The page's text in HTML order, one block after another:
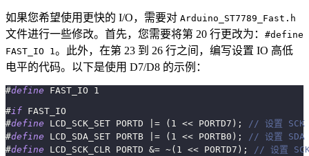
如果您希望使用更快的 I/O，需要对 Arduino_ST7789_Fast.h
文件进行一些修改。首先，您需要将第 20 行更改为： #define
FAST_IO 1。此外，在第 23 到 26 行之间，编写设置 IO 高低
电平的代码。以下是使用 D7/D8 的示例：
#define FAST_IO
1
#if FAST_IO
#define LCD_SCK_SET PORTD |= ( 1 << PORTD7 ) ;
// 设置 SCK
#define LCD_SDA_SET PORTB |= ( 1 << PORTB0 ) ;
// 设置 SDA
#define LCD_SCK_CLR PORTD &= ~( 1 << PORTD7 ) ;
// 设置